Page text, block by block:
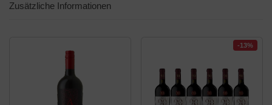
Zusätzliche Informationen
-13%